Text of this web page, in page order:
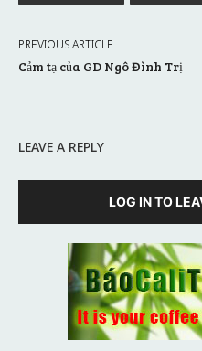
PREVIOUS ARTICLE
Cảm tạ của GD Ngô Đình Trị
LEAVE A REPLY
LOG IN TO